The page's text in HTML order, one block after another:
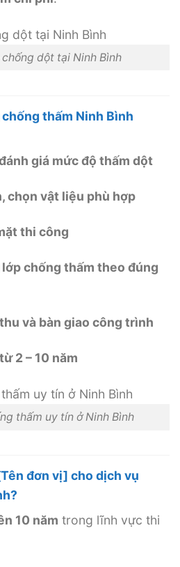
dột tại Ninh Bình
thấm Ninh Bình
giá mức độ thấm dột
chọn vật liệu phù hợp
thi công
chống thấm theo đúng
và bàn giao công trình
2 – 10 năm
thấm uy tín ở Ninh Bình
đơn vị] cho dịch vụ
10 năm trong lĩnh vực thi